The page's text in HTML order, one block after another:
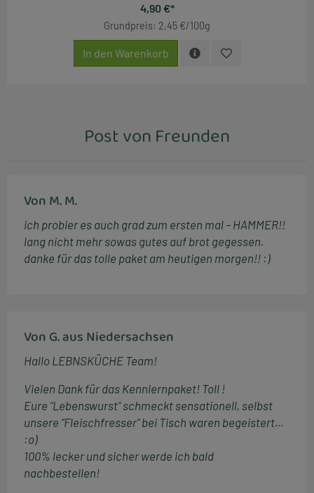
4,90 €*
Grundpreis: 2,45 €/100g
In den Warenkorb
Post von Freunden
Von M. M.
ich probier es auch grad zum ersten mal – HAMMER!!
lang nicht mehr sowas gutes auf brot gegessen.
danke für das tolle paket am heutigen morgen!! :)
Von G. aus Niedersachsen
Hallo LEBNSKÜCHE Team!
Vielen Dank für das Kennlernpaket! Toll !
Eure “Lebenswurst” schmeckt sensationell, selbst
unsere “Fleischfresser” bei Tisch waren begeistert…
:o)
100% lecker und sicher werde ich bald
nachbestellen!